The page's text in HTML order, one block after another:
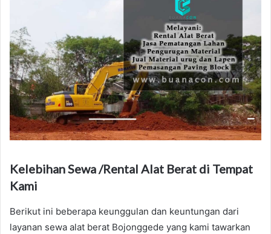
Kelebihan Sewa /Rental Alat Berat di Tempat
Kami
Berikut ini beberapa keunggulan dan keuntungan dari
layanan sewa alat berat Bojonggede yang kami tawarkan